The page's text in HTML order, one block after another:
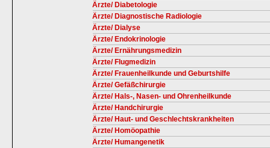
Ärzte/ Diabetologie
Ärzte/ Diagnostische Radiologie
Ärzte/ Dialyse
Ärzte/ Endokrinologie
Ärzte/ Ernährungsmedizin
Ärzte/ Flugmedizin
Ärzte/ Frauenheilkunde und Geburtshilfe
Ärzte/ Gefäßchirurgie
Ärzte/ Hals-, Nasen- und Ohrenheilkunde
Ärzte/ Handchirurgie
Ärzte/ Haut- und Geschlechtskrankheiten
Ärzte/ Homöopathie
Ärzte/ Humangenetik